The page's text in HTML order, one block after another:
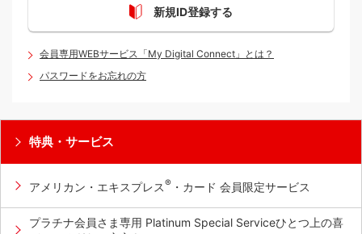
新規ID登録する
会員専用WEBサービス「My Digital Connect」とは？
パスワードをお忘れの方
特典・サービス
アメリカン・エキスプレス® ・カード 会員限定サービス
プラチナ会員さま専用 Platinum Special Serviceひとつ上の喜